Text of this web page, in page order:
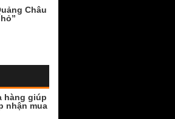
Châu
hàng giúp
nhận mua